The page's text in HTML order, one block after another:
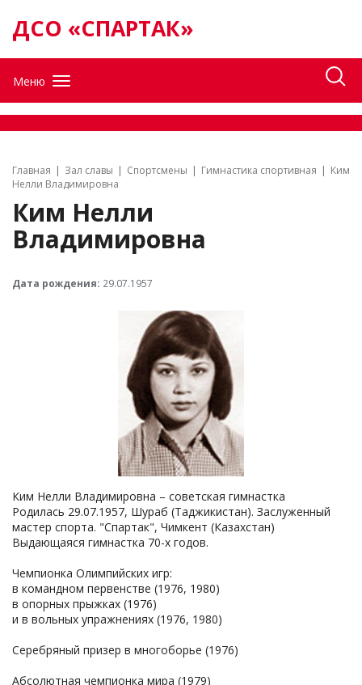
ДСО «СПАРТАК»
Меню
Главная Зал славы Спортсмены Гимнастика спортивная
Ким
Нелли Владимировна
Ким Нелли
Владимировна
Дата рождения: 29.07.1957
Ким Нелли Владимировна – советская гимнастка
Родилась 29.07.1957, Шураб (Таджикистан). Заслуженный
мастер спорта. "Спартак", Чимкент (Казахстан)
Выдающаяся гимнастка 70-х годов.
Чемпионка Олимпийских игр:
в командном первенстве (1976, 1980)
в опорных прыжках (1976)
и в вольных упражнениях (1976, 1980)
Серебряный призер в многоборье (1976)
Абсолютная чемпионка мира (1979)